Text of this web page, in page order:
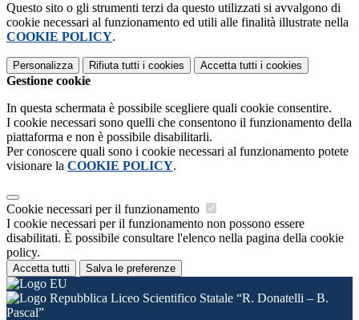
Questo sito o gli strumenti terzi da questo utilizzati si avvalgono di
cookie necessari al funzionamento ed utili alle finalità illustrate nella
COOKIE POLICY.
Personalizza Rifiuta tutti i cookies Accetta tutti i cookies
Gestione cookie
In questa schermata è possibile scegliere quali cookie consentire.
I cookie necessari sono quelli che consentono il funzionamento della
piattaforma e non è possibile disabilitarli.
Per conoscere quali sono i cookie necessari al funzionamento potete
visionare la COOKIE POLICY.
Cookie necessari per il funzionamento
I cookie necessari per il funzionamento non possono essere
disabilitati. È possibile consultare l'elenco nella pagina della cookie
policy.
Accetta tutti Salva le preferenze
Liceo Scientifico Statale “R. Donatelli – B.
Pascal”